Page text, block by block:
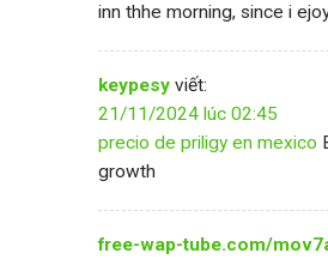
inn thhe morning, since i
keypesy viết:
21/11/2024 lúc 02:45
precio de priligy en mexico
growth
free-wap-tube.com/